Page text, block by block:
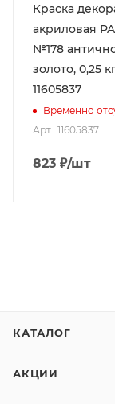
Краска
акриловая
№178
золото, 0,25
11605837
Временно
Арт.: 11605837
823 ₽/шт
КАТАЛОГ
АКЦИИ